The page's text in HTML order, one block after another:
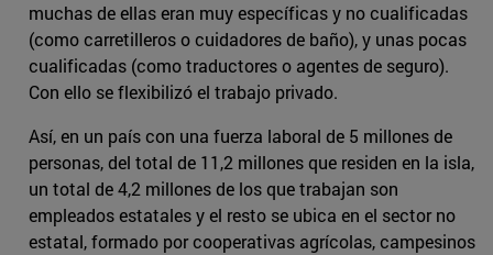
muchas de ellas eran muy específicas y no cualificadas
(como carretilleros o cuidadores de baño), y unas pocas
cualificadas (como traductores o agentes de seguro).
Con ello se flexibilizó el trabajo privado.
Así, en un país con una fuerza laboral de 5 millones de
personas, del total de 11,2 millones que residen en la isla,
un total de 4,2 millones de los que trabajan son
empleados estatales y el resto se ubica en el sector no
estatal, formado por cooperativas agrícolas, campesinos